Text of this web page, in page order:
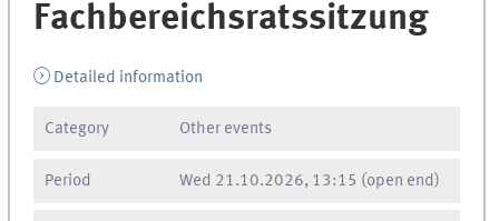
Fachbereichsratssitzung
Detailed information
Category Other events
Period Wed 21.10.2026, 13:15 (open end)